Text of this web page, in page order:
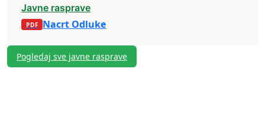
Javne rasprave
Nacrt Odluke
Pogledaj sve javne rasprave